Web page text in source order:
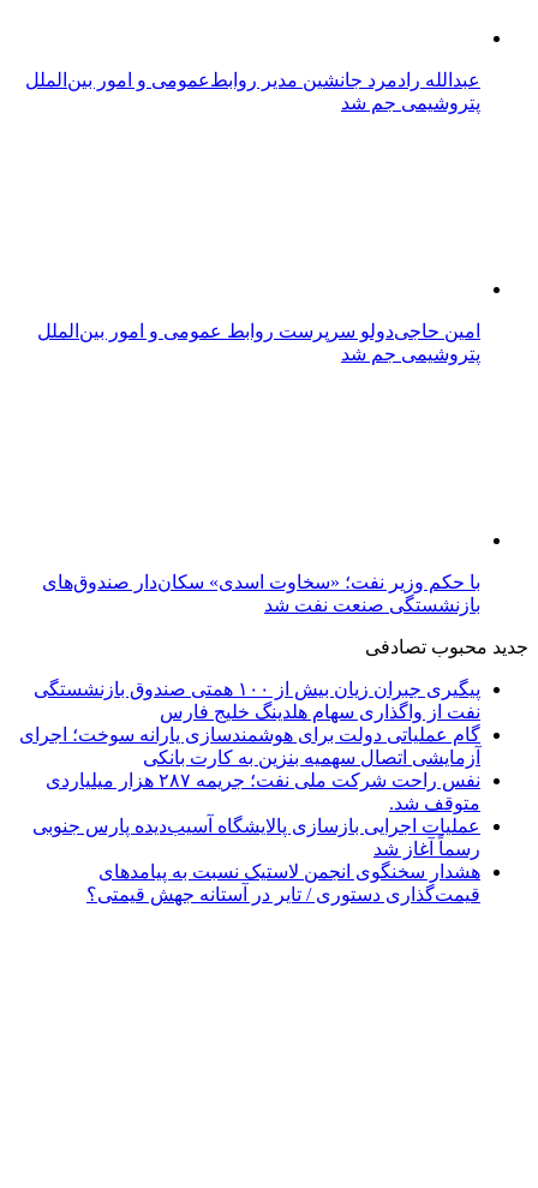
عبدالله رادمرد جانشین مدیر روابط‌عمومی و امور بین‌الملل
پتروشیمی جم شد
امین حاجی‌دولو سرپرست روابط عمومی و امور بین‌الملل
پتروشیمی جم شد
با حکم وزیر نفت؛ «سخاوت اسدی» سکان‌دار صندوق‌های
بازنشستگی صنعت نفت شد
جدید محبوب تصادفی
پیگیری جبران زیان بیش از ۱۰۰ همتی صندوق بازنشستگی
نفت از واگذاری سهام هلدینگ خلیج فارس
گام عملیاتی دولت برای هوشمندسازی یارانه سوخت؛ اجرای
آزمایشی اتصال سهمیه بنزین به کارت بانکی
نفس راحت شرکت ملی نفت؛ جریمه ۲۸۷ هزار میلیاردی
متوقف شد.
عملیات اجرایی بازسازی پالایشگاه آسیب‌دیده پارس جنوبی
رسماً آغاز شد
هشدار سخنگوی انجمن لاستیک نسبت به پیامدهای
قیمت‌گذاری دستوری / تایر در آستانه جهش قیمتی؟